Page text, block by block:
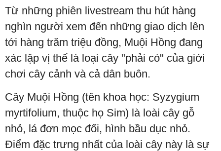
Từ những phiên livestream thu hút hàng
nghìn người xem đến những giao dịch lên
tới hàng trăm triệu đồng, Muội Hồng đang
xác lập vị thế là loại cây "phải có" của giới
chơi cây cảnh và cả dân buôn.
Cây Muội Hồng (tên khoa học: Syzygium
myrtifolium, thuộc họ Sim) là loài cây gỗ
nhỏ, lá đơn mọc đối, hình bầu dục nhỏ.
Điểm đặc trưng nhất của loài cây này là sự